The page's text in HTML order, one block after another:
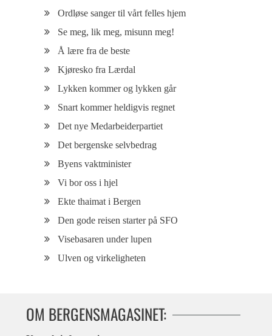
Ordløse sanger til vårt felles hjem
Se meg, lik meg, misunn meg!
Å lære fra de beste
Kjøresko fra Lærdal
Lykken kommer og lykken går
Snart kommer heldigvis regnet
Det nye Medarbeiderpartiet
Det bergenske selvbedrag
Byens vaktminister
Vi bor oss i hjel
Ekte thaimat i Bergen
Den gode reisen starter på SFO
Visebasaren under lupen
Ulven og virkeligheten
OM BERGENSMAGASINET: